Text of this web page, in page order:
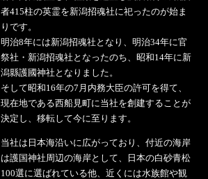
者415柱の英霊を新潟招魂社に祀ったのが始ま
りです。
明治8年には新潟招魂社となり、明治34年に官
祭社・新潟招魂社となったのち、昭和14年に新
潟縣護國神社となりました。
そして昭和16年の7月内務大臣の許可を得て、
現在地である西船見町に当社を創建することが
決定し、移転して今に至ります。
当社は日本海沿いに広がっており、付近の海岸
は護国神社周辺の海岸として、日本の白砂青松
100選に選ばれている他、近くには水族館や観